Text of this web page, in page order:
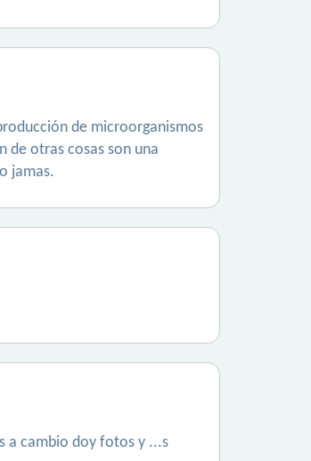
de microorganismos
de otras cosas son una
jamas.
a cambio doy fotos y ...s